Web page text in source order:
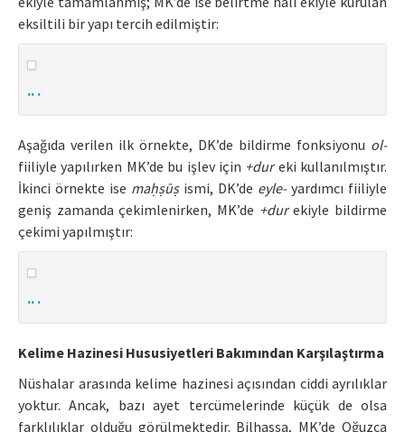
eksiltili bir yapı tercih edilmiştir:
.. .
Aşağıda verilen ilk örnekte, DK’de bildirme fonksiyonu ol-
fiiliyle yapılırken MK’de bu işlev için +dureki kullanılmıştır.
İkinci örnekte ise maḥṣūṣismi, DK’de eyle-yardımcı fiiliyle
geniş zamanda çekimlenirken, MK’de +durekiyle bildirme
çekimi yapılmıştır:
.. .
Kelime Hazinesi Hususiyetleri Bakımından Karşılaştırma
Nüshalar arasında kelime hazinesi açısından ciddi ayrılıklar
yoktur. Ancak, bazı ayet tercümelerinde küçük de olsa
farklılıklar olduğu görülmektedir. Bilhassa, MK’de Oğuzca